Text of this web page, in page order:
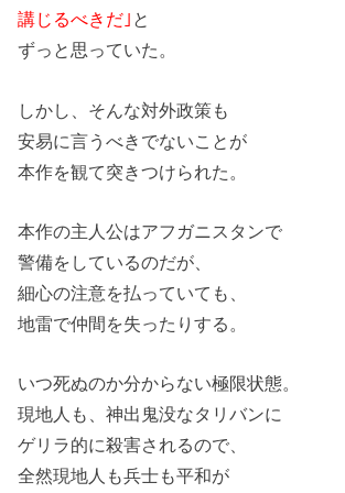
講じるべきだ｣ と
ずっと思っていた。
しかし、そんな対外政策も
安易に言うべきでないことが
本作を観て突きつけられた。
本作の主人公はアフガニスタンで
警備をしているのだが、
細心の注意を払っていても、
地雷で仲間を失ったりする。
いつ死ぬのか分からない極限状態。
現地人も、神出鬼没なタリバンに
ゲリラ的に殺害されるので、
全然現地人も兵士も平和が